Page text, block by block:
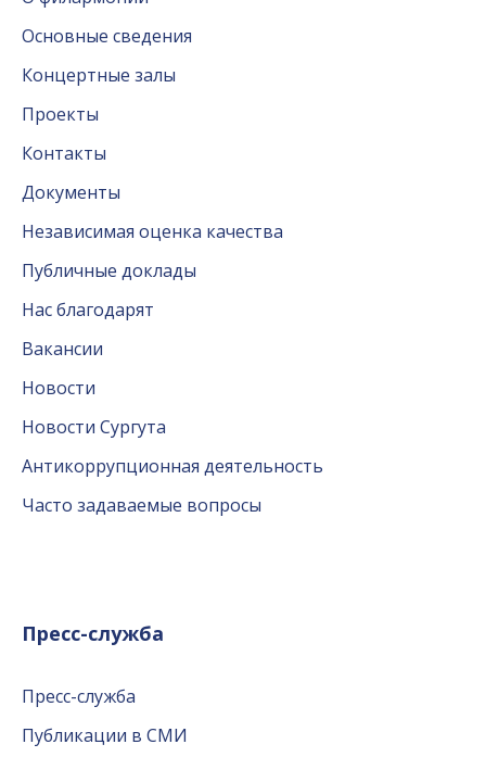
Основные сведения
Концертные залы
Проекты
Контакты
Документы
Независимая оценка качества
Публичные доклады
Нас благодарят
Вакансии
Новости
Новости Сургута
Антикоррупционная деятельность
Часто задаваемые вопросы
Пресс-служба
Пресс-служба
Публикации в СМИ